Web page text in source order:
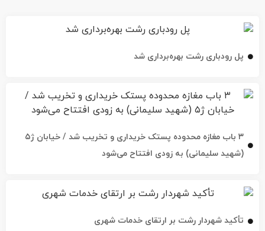
پل رودباری رشت بهره‌برداری شد
۳ باب مغازه محدوده پستک خریداری و تخریب شد / خیابان ژ۵
(شهید سلیمانی) به زودی افتتاح می‌شود
تأکید شهردار رشت بر ارتقای خدمات شهری